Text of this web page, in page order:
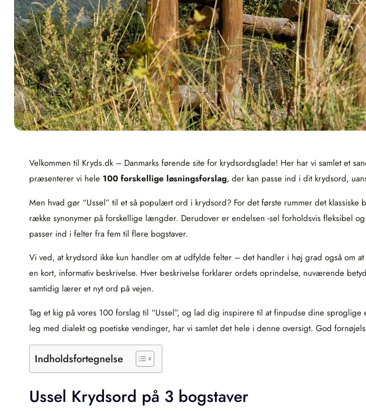
Velkommen til Kryds.dk – Danmarks førende site for krydsordsglade! Her har vi samlet et
præsenterer vi hele 100 forskellige løsningsforslag, der kan passe ind i dit krydsord,
Men hvad gør “Ussel” til et så populært ord i krydsord? For det første rummer det
række synonymer på forskellige længder. Derudover er endelsen -sel forholdsvis fleksibel
passer ind i felter fra fem til flere bogstaver.
Vi ved, at krydsord ikke kun handler om at udfylde felter – det handler i høj grad også om
en kort, informativ beskrivelse. Hver beskrivelse forklarer ordets oprindelse, nuværende
samtidig lærer et nyt ord på vejen.
Tag et kig på vores 100 forslag til “Ussel”, og lad dig inspirere til at finpudse dine
leg med dialekt og poetiske vendinger, har vi samlet det hele i denne oversigt. God
Indholdsfortegnelse
Ussel Krydsord på 3 bogstaver